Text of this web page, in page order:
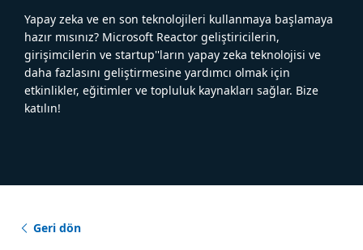
Yapay zeka ve en son teknolojileri kullanmaya başlamaya
hazır mısınız? Microsoft Reactor geliştiricilerin,
girişimcilerin ve startup''ların yapay zeka teknolojisi ve
daha fazlasını geliştirmesine yardımcı olmak için
etkinlikler, eğitimler ve topluluk kaynakları sağlar. Bize
katılın!
Geri dön